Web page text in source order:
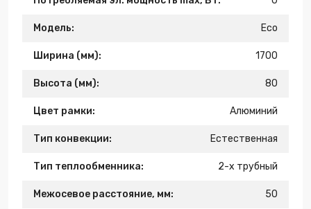
Модель: Eco
Ширина (мм): 1700
Высота (мм): 80
Цвет рамки: Алюминий
Тип конвекции: Естественная
Тип теплообменника: 2-х трубный
Межосевое расстояние, мм: 50